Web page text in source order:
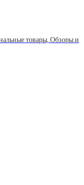
товары, Обзоры и